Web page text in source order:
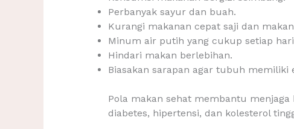
Perbanyak sayur dan buah.
Kurangi makanan cepat saji dan
Minum air putih yang cukup setiap
Hindari makan berlebihan.
Biasakan sarapan agar tubuh memiliki
Pola makan sehat membantu
diabetes, hipertensi, dan kolesterol